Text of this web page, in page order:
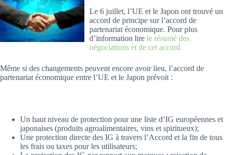
Le 6 juillet, l’UE et le Japon ont trouvé un
accord de principe sur l’accord de
partenariat économique. Pour plus
d’information lire le résumé des
négociations et de cet accord
Même si des changements peuvent encore avoir lieu, l’accord de
partenariat économique entre l’UE et le Japon prévoit :
Un haut niveau de protection pour une liste d’IG européennes et
japonaises (produits agroalimentaires, vins et spiritueux);
Une protection directe des IG à travers l’Accord et la fin de tous
les frais ou taxes pour les utilisateurs;